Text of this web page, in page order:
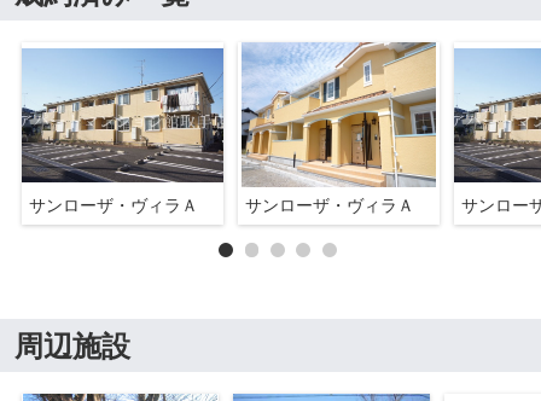
サンローザ・ヴィラＡ サンローザ・ヴィラＡ サンロー
周辺施設